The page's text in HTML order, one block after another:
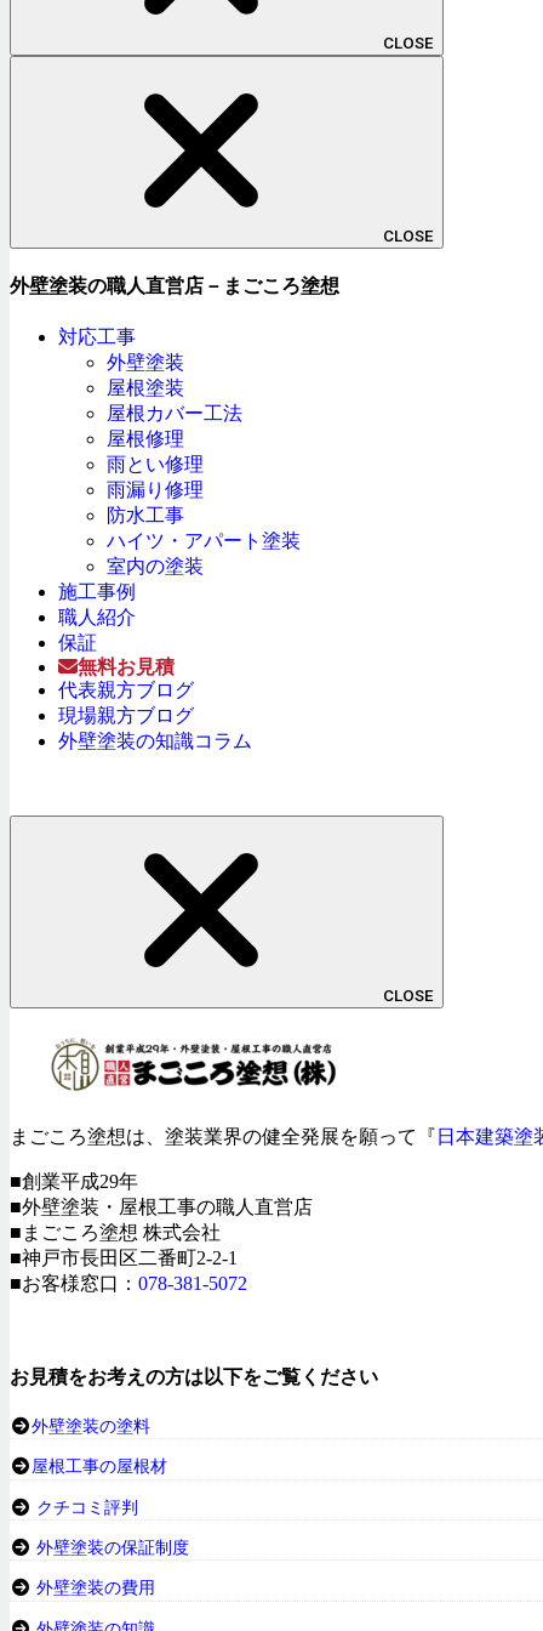
CLOSE
CLOSE
外壁塗装の職人直営店－まごころ塗想
対応工事
外壁塗装
屋根塗装
屋根カバー工法
屋根修理
雨とい修理
雨漏り修理
防水工事
ハイツ・アパート塗装
室内の塗装
施工事例
職人紹介
保証
無料お見積
代表親方ブログ
現場親方ブログ
外壁塗装の知識コラム
CLOSE
まごころ塗想は、塗装業界の健全発展を願って『 日本建築塗
■創業平成29年
■外壁塗装・屋根工事の職人直営店
■まごころ塗想 株式会社
■神戸市長田区二番町2-2-1
■お客様窓口： 078-381-5072
お見積をお考えの方は以下をご覧ください
外壁塗装の塗料
屋根工事の屋根材
クチコミ評判
外壁塗装の保証制度
外壁塗装の費用